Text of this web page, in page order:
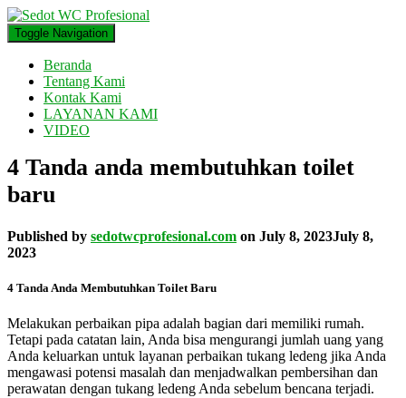
Toggle Navigation
Beranda
Tentang Kami
Kontak Kami
LAYANAN KAMI
VIDEO
4 Tanda anda membutuhkan toilet
baru
Published by sedotwcprofesional.com on July 8, 2023July 8,
2023
4 Tanda Anda Membutuhkan Toilet Baru
Melakukan perbaikan pipa adalah bagian dari memiliki rumah.
Tetapi pada catatan lain, Anda bisa mengurangi jumlah uang yang
Anda keluarkan untuk layanan perbaikan tukang ledeng jika Anda
mengawasi potensi masalah dan menjadwalkan pembersihan dan
perawatan dengan tukang ledeng Anda sebelum bencana terjadi.